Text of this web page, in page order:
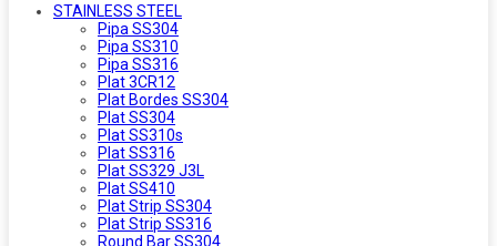
STAINLESS STEEL
Pipa SS304
Pipa SS310
Pipa SS316
Plat 3CR12
Plat Bordes SS304
Plat SS304
Plat SS310s
Plat SS316
Plat SS329 J3L
Plat SS410
Plat Strip SS304
Plat Strip SS316
Round Bar SS304